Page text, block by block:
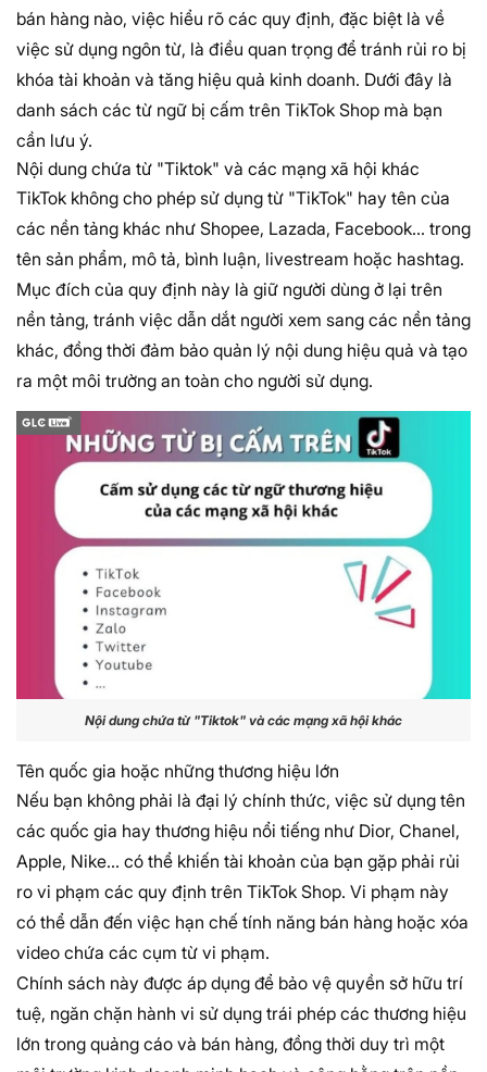
bán hàng nào, việc hiểu rõ các quy định, đặc biệt là về
việc sử dụng ngôn từ, là điều quan trọng để tránh rủi ro bị
khóa tài khoản và tăng hiệu quả kinh doanh. Dưới đây là
danh sách các từ ngữ bị cấm trên TikTok Shop mà bạn
cần lưu ý.
Nội dung chứa từ "Tiktok" và các mạng xã hội khác
TikTok không cho phép sử dụng từ "TikTok" hay tên của
các nền tảng khác như Shopee, Lazada, Facebook... trong
tên sản phẩm, mô tả, bình luận, livestream hoặc hashtag.
Mục đích của quy định này là giữ người dùng ở lại trên
nền tảng, tránh việc dẫn dắt người xem sang các nền tảng
khác, đồng thời đảm bảo quản lý nội dung hiệu quả và tạo
ra một môi trường an toàn cho người sử dụng.
Nội dung chứa từ "Tiktok" và các mạng xã hội khác
Tên quốc gia hoặc những thương hiệu lớn
Nếu bạn không phải là đại lý chính thức, việc sử dụng tên
các quốc gia hay thương hiệu nổi tiếng như Dior, Chanel,
Apple, Nike... có thể khiến tài khoản của bạn gặp phải rủi
ro vi phạm các quy định trên TikTok Shop. Vi phạm này
có thể dẫn đến việc hạn chế tính năng bán hàng hoặc xóa
video chứa các cụm từ vi phạm.
Chính sách này được áp dụng để bảo vệ quyền sở hữu trí
tuệ, ngăn chặn hành vi sử dụng trái phép các thương hiệu
lớn trong quảng cáo và bán hàng, đồng thời duy trì một